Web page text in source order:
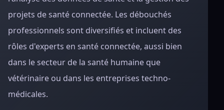
projets de santé connectée. Les débouchés
professionnels sont diversifiés et incluent des
rôles d'experts en santé connectée, aussi bien
dans le secteur de la santé humaine que
vétérinaire ou dans les entreprises techno-
médicales.